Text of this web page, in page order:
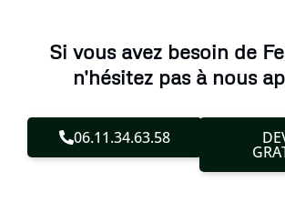
Si vous avez besoin de
n'hésitez pas à nous
06.11.34.63.58